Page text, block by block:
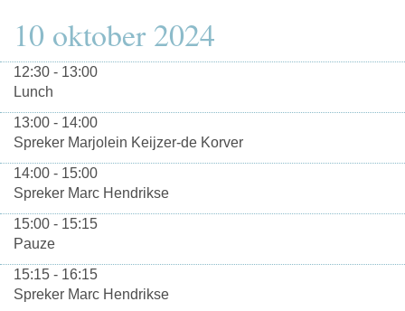
10 oktober 2024
12:30 - 13:00
Lunch
13:00 - 14:00
Spreker Marjolein Keijzer-de Korver
14:00 - 15:00
Spreker Marc Hendrikse
15:00 - 15:15
Pauze
15:15 - 16:15
Spreker Marc Hendrikse